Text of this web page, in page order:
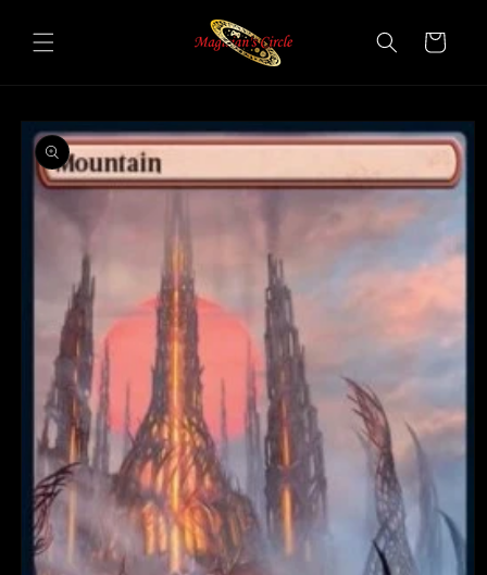
ai contenuti
Carrello
Passa alle
informazioni
sul prodotto